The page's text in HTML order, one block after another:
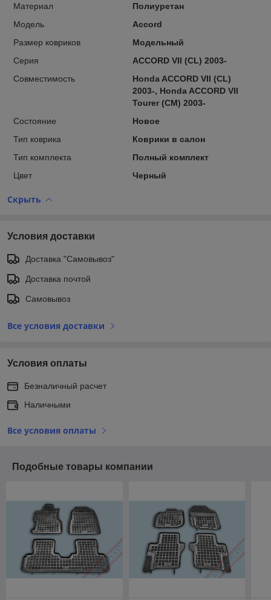
Материал
Полиуретан
Модель
Accord
Размер ковриков
Модельный
Серия
ACCORD VII (CL) 2003-
Совместимость
Honda ACCORD VII (CL)
2003-, Honda ACCORD VII
Tourer (CM) 2003-
Состояние
Новое
Тип коврика
Коврики в салон
Тип комплекта
Полный комплект
Цвет
Черный
Скрыть
Условия доставки
Доставка "Самовывоз"
Доставка почтой
Самовывоз
Все условия доставки
Условия оплаты
Безналичный расчет
Наличными
Все условия оплаты
Подобные товары компании